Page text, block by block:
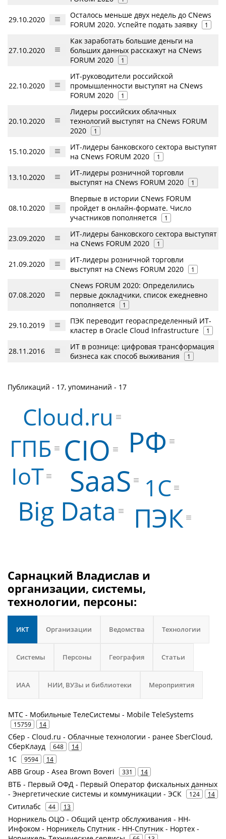
29.10.2020
Осталось меньше двух недель до CNews
FORUM 2020. Успейте подать заявку
1
27.10.2020
Как заработать большие деньги на
больших данных расскажут на CNews
FORUM 2020
1
22.10.2020
ИТ-руководители российской
промышленности выступят на CNews
FORUM 2020
1
20.10.2020
Лидеры российских облачных
технологий выступят на CNews FORUM
2020
1
15.10.2020
ИТ-лидеры банковского сектора выступят
на CNews FORUM 2020
1
13.10.2020
ИТ-лидеры розничной торговли
выступят на CNews FORUM 2020
1
08.10.2020
Впервые в истории CNews FORUM
пройдет в онлайн-формате. Число
участников пополняется
1
23.09.2020
ИТ-лидеры банковского сектора выступят
на CNews FORUM 2020
1
21.09.2020
ИТ-лидеры розничной торговли
выступят на CNews FORUM 2020
1
07.08.2020
CNews FORUM 2020: Определились
первые докладчики, список ежедневно
пополняется
1
29.10.2019
ПЭК переводит геораспределенный ИТ-
кластер в Oracle Cloud Infrastructure
1
28.11.2016
ИТ в рознице: цифровая трансформация
бизнеса как способ выживания
1
Публикаций - 17, упоминаний - 17
SaaS
РФ
CIO
Big Data ПЭК
Cloud.ru
1С
ГПБ
IoT
Сарнацкий Владислав и
организации, системы,
технологии, персоны:
ИКТ Организации Ведомства Технологии
Системы Персоны География Статьи
ИАА НИИ, ВУЗы и библиотеки Мероприятия
МТС - Мобильные ТелеСистемы - Mobile TeleSystems
15759 14
Сбер - Cloud.ru - Облачные технологии - ранее SberCloud,
СберКлауд
648 14
1С 9594 14
ABB Group - Asea Brown Boveri 331 14
ВТБ - Первый ОФД - Первый Оператор фискальных данных
- Энергетические системы и коммуникации - ЭСК
124 14
Ситилабс 44 13
Норникель ОЦО - Общий центр обслуживания - НН-
Инфоком - Норникель Спутник - НН-Спутник - Нортех -